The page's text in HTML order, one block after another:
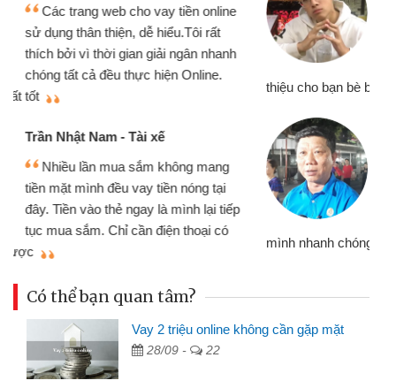
chiếc xe wave nhưng thật may đã có
gói vay tiền bằng CMND online không
cần gặp mặt nên rất tiện lợi, sẽ giới
thiệu cho bạn bè biết
Cấn Văn Lực - Tạp hóa
Tôi kinh doanh buôn bán nhỏ lẻ
nhiều lúc cần vốn nhập hàng, nhờ biết
đến website qua bạn bè giới thiệu tôi
đã giải quyết được công việc của
Có thể bạn quan tâm?
Vay 2 triệu online không cần gặp mặt
28/09 - 22